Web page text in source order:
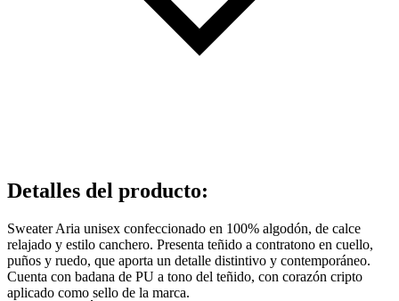
Detalles del producto:
Sweater Aria unisex confeccionado en 100% algodón, de calce
relajado y estilo canchero. Presenta teñido a contratono en cuello,
puños y ruedo, que aporta un detalle distintivo y contemporáneo.
Cuenta con badana de PU a tono del teñido, con corazón cripto
aplicado como sello de la marca.